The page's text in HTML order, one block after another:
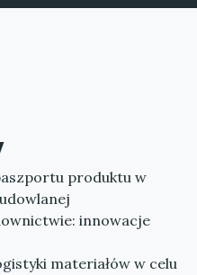
produktu w
innowacje
materiałów w celu